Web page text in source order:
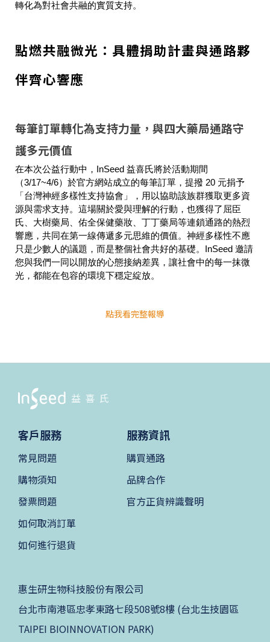
轉化為對社會共融的實質支持。
點燃共融微光：具體捐助計畫與通路夥
伴齊心響應
每筆訂單轉化為支持力量，與四大藥局通路守
護多元價值
在本次公益行動中，InSeed 益喜氏將於活動期間
（3/17~4/6）於官方網站成立的每筆訂單，提撥 20 元捐予
「台灣神經多樣性支持協會」，用以協助該族群獲取更多資
源與需求支持。這場關於愛與理解的行動，也獲得了屈臣
氏、大樹藥局、佑全保健藥妝、丁丁藥局等連鎖通路的熱烈
響應，共同在第一線傳遞多元思維的價值。神經多樣性不應
只是少數人的議題，而是整個社會共好的基礎。InSeed 邀請
您與我們一同以開放的心態接納差異，讓社會中的每一抹微
光，都能在包容的環境下穩定綻放。
點我看完整報導
客戶服務
常見問題
購物須知
發票問題
如何取消訂單
如何進行退貨
服務資訊
購買通路
品牌合作
官方正貨辨識聲明
惠生研生物科技股份有限公司
台北市南港區忠孝東路七段508號8樓 (台北生技園區
TAIPEI BIOINNOVATION PARK)